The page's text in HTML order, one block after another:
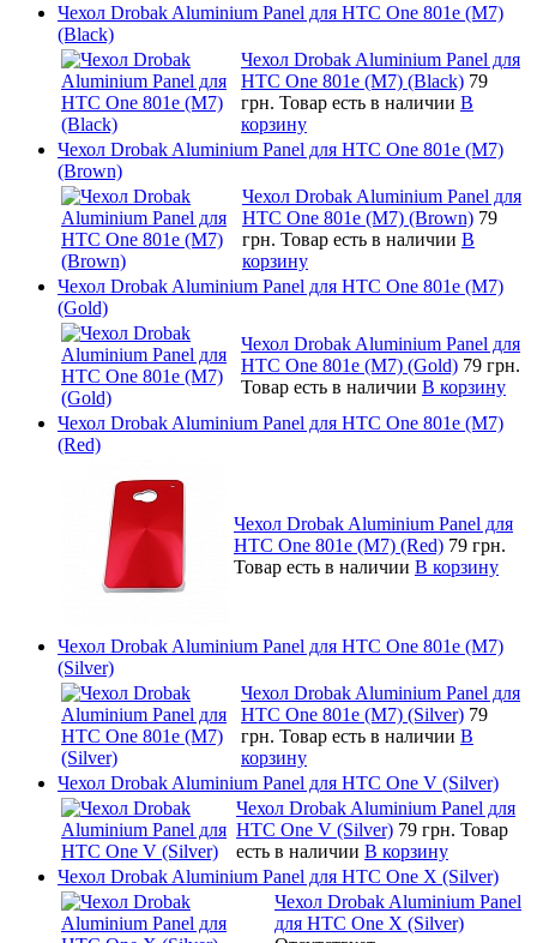
Чехол Drobak Aluminium Panel для HTC One 801e (M7)
(Black)
Чехол Drobak Aluminium Panel для
HTC One 801e (M7) (Black) 79
грн. Товар есть в наличии В
корзину
Чехол Drobak Aluminium Panel для HTC One 801e (M7)
(Brown)
Чехол Drobak Aluminium Panel для
HTC One 801e (M7) (Brown) 79
грн. Товар есть в наличии В
корзину
Чехол Drobak Aluminium Panel для HTC One 801e (M7)
(Gold)
Чехол Drobak Aluminium Panel для
HTC One 801e (M7) (Gold) 79 грн.
Товар есть в наличии В корзину
Чехол Drobak Aluminium Panel для HTC One 801e (M7)
(Red)
Чехол Drobak Aluminium Panel для
HTC One 801e (M7) (Red) 79 грн.
Товар есть в наличии В корзину
Чехол Drobak Aluminium Panel для HTC One 801e (M7)
(Silver)
Чехол Drobak Aluminium Panel для
HTC One 801e (M7) (Silver) 79
грн. Товар есть в наличии В
корзину
Чехол Drobak Aluminium Panel для HTC One V (Silver)
Чехол Drobak Aluminium Panel для
HTC One V (Silver) 79 грн. Товар
есть в наличии В корзину
Чехол Drobak Aluminium Panel для HTC One X (Silver)
Чехол Drobak Aluminium Panel
для HTC One X (Silver)